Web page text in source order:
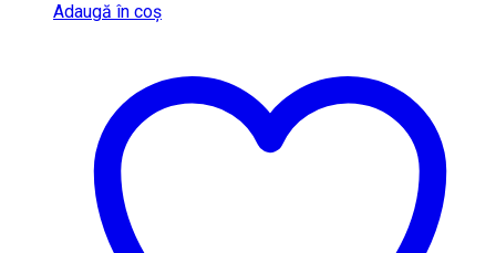
Adaugă în coș